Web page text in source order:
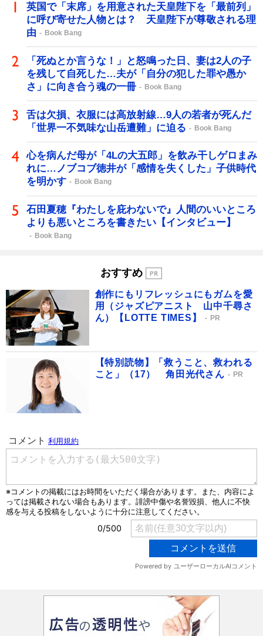
英国で「末席」を用意された天皇陛下を「最前列」
に呼び寄せた人物とは？ 天皇陛下が尊敬される理
由
Book Bang
「死ぬとか言うな！」と怒鳴った日、妻は2人の子
を残して自死した…夫が「自分の犯した罪や愚か
さ」に向き合う魂の一冊
Book Bang
舌は欠損、衣服には高放射線…9人の若者が死んだ
「世界一不気味な山岳遭難」に迫る
Book Bang
心を病んだ母が「4Lの大五郎」を飲み干しゲロまみ
れに…ノブコブ徳井が「感情を失くした」子供時代
を明かす
Book Bang
石田夏穂『わたしを庇わないで』人間のいいところ
よりも悪いところを書きたい【インタビュー】
Book Bang
おすすめ
創作にもリフレッシュにもガムを愛
用（ジャズピアニスト 山中千尋さ
ん）【LOTTE TIMES】
PR
【特別読物】「救うこと、救われる
こと」（17） 角田光代さん
PR